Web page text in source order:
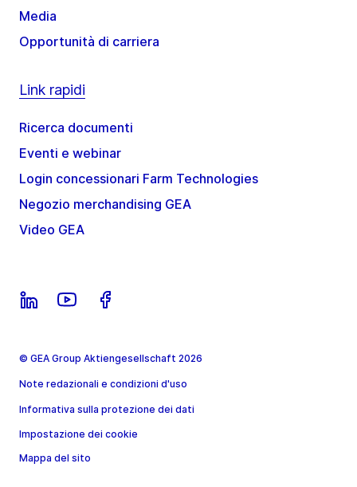
Media
Opportunità di carriera
Link rapidi
Ricerca documenti
Eventi e webinar
Login concessionari Farm Technologies
Negozio merchandising GEA
Video GEA
© GEA Group Aktiengesellschaft 2026
Note redazionali e condizioni d'uso
Informativa sulla protezione dei dati
Impostazione dei cookie
Mappa del sito